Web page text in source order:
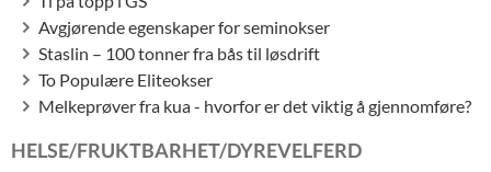
Avgjørende egenskaper for seminokser
Staslin – 100 tonner fra bås til løsdrift
To Populære Eliteokser
Melkeprøver fra kua - hvorfor er det viktig å gjennomføre?
HELSE/FRUKTBARHET/DYREVELFERD